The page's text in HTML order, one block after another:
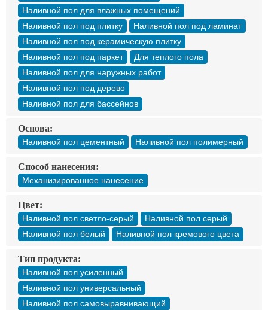
Наливной пол для влажных помещений
Наливной пол под плитку
Наливной пол под ламинат
Наливной пол под керамическую плитку
Наливной пол под паркет
Для теплого пола
Наливной пол для наружных работ
Наливной пол под дерево
Наливной пол для бассейнов
Основа:
Наливной пол цементный Наливной пол полимерный
Способ нанесения:
Механизированное нанесение
Цвет:
Наливной пол светло-серый
Наливной пол серый
Наливной пол белый
Наливной пол кремового цвета
Тип продукта:
Наливной пол усиленный
Наливной пол универсальный
Наливной пол самовыравнивающий